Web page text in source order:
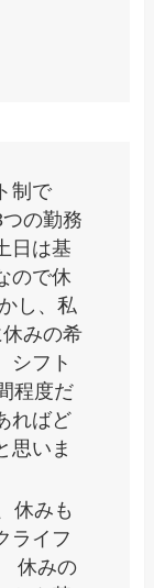
制で
の勤務
日は基
ので休
し、私
みの希
シフト
程度だ
ればど
思いま
休みも
ライフ
休みの